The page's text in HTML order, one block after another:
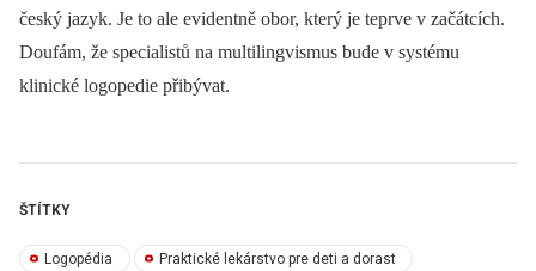
český jazyk. Je to ale evidentně obor, který je teprve v začátcích.
Doufám, že specialistů na multilingvismus bude v systému
klinické logopedie přibývat.
ŠTÍTKY
Logopédia Praktické lekárstvo pre deti a dorast